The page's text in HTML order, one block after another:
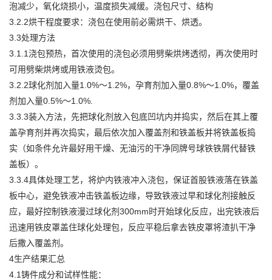
泡减少，氧化烧损小，温度损失减缓。浇包尺寸、结构
3.2.2烘干程度要求：浇包在使用前必需烘干、烘透。
3.3处理方法
3.1.1浇包预热，首次使用的浇包必须用劈柴烘烤透彻，再次使用时
可用劈柴烘烤或用铁液烫包。
3.2.2球化剂加入量1.0%～1.2%，孕育剂加入量0.8%～1.0%，覆盖
剂加入量0.5%～1.0%.
3.3.3装入方法，先把球化剂放入包底凹坑内并捣实，然后在其上覆
盖孕育剂并再次捣实，最后依次加入覆盖剂和铁盖板并将铁盖板捣
实（如条件允许最好用干燥、无油污的干净同牌号球铁铁屑代替铁
盖板）。
3.3.4具体处理工艺，将炉内铁液冲入浇包，保证首股铁液落在铁盖
板中心，避免铁液冲击铁盖板边缘，导致铁液过早和球化剂接触反
应，最好控制铁液漫过球化剂300mm时开始球化反应，出完铁液后
迅速用铁皮罩盖住球化处理包，反应平稳后拿去铁皮罩将渣扒干净
后撒入覆盖剂。
4生产结果汇总
4.1铸件成分和试样性能：